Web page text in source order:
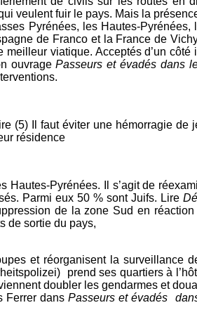
veulent fuir le pays. Mais la
Pyrénées, les Hautes-
de Franco et la France de
viatique. Acceptés d’un
ouvragePasseurs et évadés dans
(5) Il faut éviter une hémorragie de
résidence
Pyrénées. Il s’agit de
Parmi eux 50 % sont Juifs. Lire
de la zone Sud en
de sortie du pays,
et réorganisent la surveillance
prend ses quartiers à
doubler les gendarmes et
Ferrer dansPasseurs et évadés